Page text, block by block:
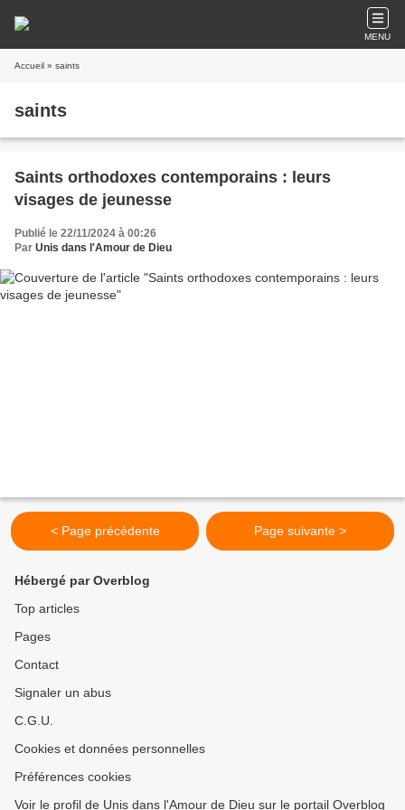
MENU
Accueil » saints
saints
Saints orthodoxes contemporains : leurs
visages de jeunesse
Publié le 22/11/2024 à 00:26
Par Unis dans l'Amour de Dieu
< Page précédente Page suivante >
Hébergé par Overblog
Top articles
Pages
Contact
Signaler un abus
C.G.U.
Cookies et données personnelles
Préférences cookies
Voir le profil de Unis dans l'Amour de Dieu sur le portail Overblog